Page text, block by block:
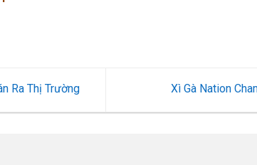
Ra Thị Trường Xì Gà Nation